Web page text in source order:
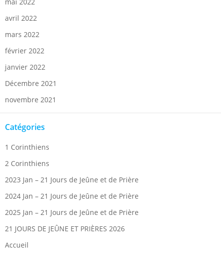
avril 2022
mars 2022
février 2022
janvier 2022
Décembre 2021
novembre 2021
Catégories
1 Corinthiens
2 Corinthiens
2023 Jan – 21 Jours de Jeûne et de Prière
2024 Jan – 21 Jours de Jeûne et de Prière
2025 Jan – 21 Jours de Jeûne et de Prière
21 JOURS DE JEÛNE ET PRIÈRES 2026
Accueil